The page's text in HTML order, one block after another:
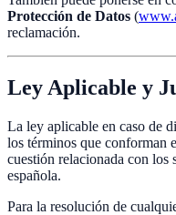
Protección de Datos (
reclamación.
Ley Aplicable y
La ley aplicable en caso de
los términos que conforman
cuestión relacionada con los
española.
Para la resolución de